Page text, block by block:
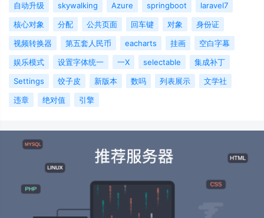
自动升级 skywalking Azure springboot
laravel7
核心对象
分配 公共页面 回车键 对象
身份证
视频转换器
第五套人民币 eacharts 挂画
空白字幕
娱乐模式
设置字体统一 一X selectable
集成补丁
Settings
饺子皮 新版本 数吗 列表展示
文学社
违章
绝对值 引擎